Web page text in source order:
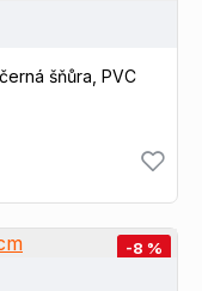
šňůra, PVC
-8 %